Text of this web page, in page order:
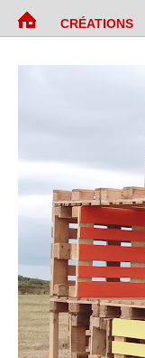
CRÉATIONS